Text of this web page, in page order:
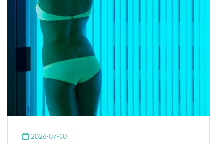
2026-07-30